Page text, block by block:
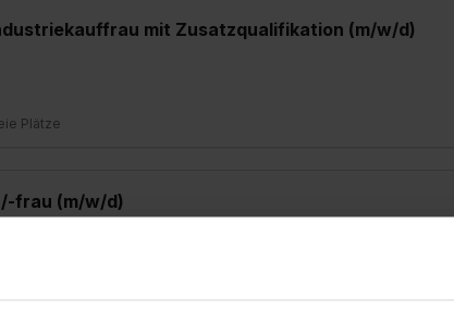
mit Zusatzqualifikation (m/w/d)
Plätze
frau (m/w/d)
Platz